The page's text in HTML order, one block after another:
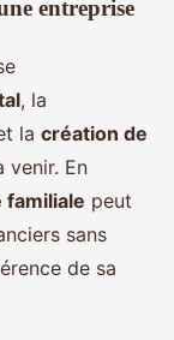
entreprise
, la
la création de
venir. En
peut
sans
de sa